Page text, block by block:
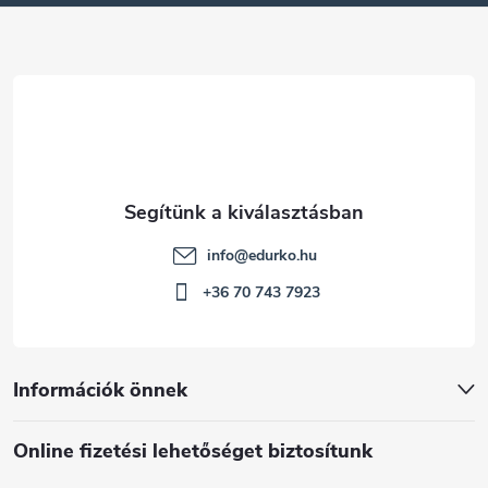
é
Információk önnek
Online fizetési lehetőséget biztosítunk
info@edurko.hu
+36 70 743 7923